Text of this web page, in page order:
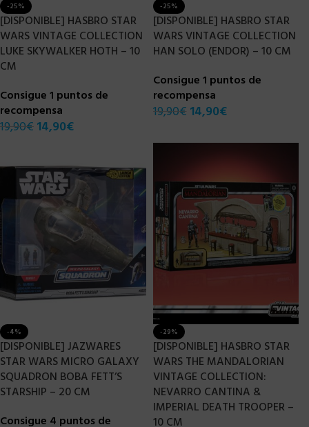
-25%
[DISPONIBLE] HASBRO STAR
WARS VINTAGE COLLECTION
LUKE SKYWALKER HOTH – 10
CM
Consigue 1 puntos de
recompensa
19,90€ 14,90€
-25%
[DISPONIBLE] HASBRO STAR
WARS VINTAGE COLLECTION
HAN SOLO (ENDOR) – 10 CM
Consigue 1 puntos de
recompensa
19,90€ 14,90€
-4%
[DISPONIBLE] JAZWARES
STAR WARS MICRO GALAXY
SQUADRON BOBA FETT’S
STARSHIP – 20 CM
Consigue 4 puntos de
-29%
[DISPONIBLE] HASBRO STAR
WARS THE MANDALORIAN
VINTAGE COLLECTION:
NEVARRO CANTINA &
IMPERIAL DEATH TROOPER –
10 CM